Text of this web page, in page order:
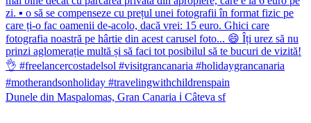
Dunele din Maspalomas, Gran Canaria ℹ️ Câteva sf